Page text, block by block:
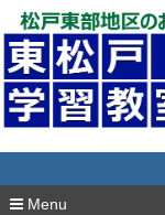
東松戸学習教
Menu